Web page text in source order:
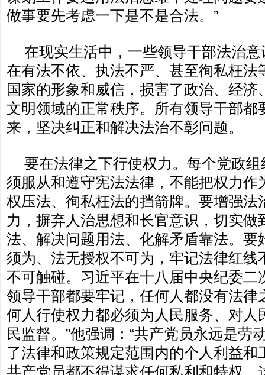
做事要先考虑一下是不是合法。”
在现实生活中，一些领导干部法治
在有法不依、执法不严、甚至徇私枉法
国家的形象和威信，损害了政治、经济
文明领域的正常秩序。所有领导干部都
来，坚决纠正和解决法治不彰问题。
要在法律之下行使权力。每个党政
须服从和遵守宪法法律，不能把权力作
权压法、徇私枉法的挡箭牌。要增强法
力，摒弃人治思想和长官意识，切实做
法、解决问题用法、化解矛盾靠法。要
须为、法无授权不可为，牢记法律红线
不可触碰。习近平在十八届中央纪委二
领导干部都要牢记，任何人都没有法律
何人行使权力都必须为人民服务、对人
民监督。”他强调：“共产党员永远是劳
了法律和政策规定范围内的个人利益和
共产党员都不得谋求任何私利和特权。